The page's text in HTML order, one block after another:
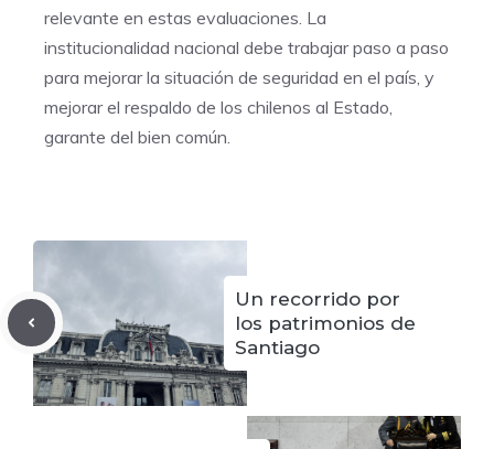
relevante en estas evaluaciones. La
institucionalidad nacional debe trabajar paso a paso
para mejorar la situación de seguridad en el país, y
mejorar el respaldo de los chilenos al Estado,
garante del bien común.
Un recorrido por
los patrimonios de
Santiago